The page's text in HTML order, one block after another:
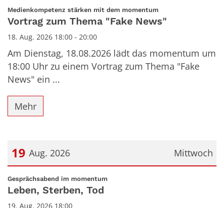
Datum: 18. August 2026
Medienkompetenz stärken mit dem momentum:
Vortrag zum Thema "Fake News"
18. Aug. 2026 18:00 - 20:00
Am Dienstag, 18.08.2026 lädt das momentum um
18:00 Uhr zu einem Vortrag zum Thema "Fake
News" ein ...
Mehr
Mittwoch
19 Aug. 2026
Datum: 19. August 2026
Gesprächsabend im momentum:
Leben, Sterben, Tod
19. Aug. 2026 18:00